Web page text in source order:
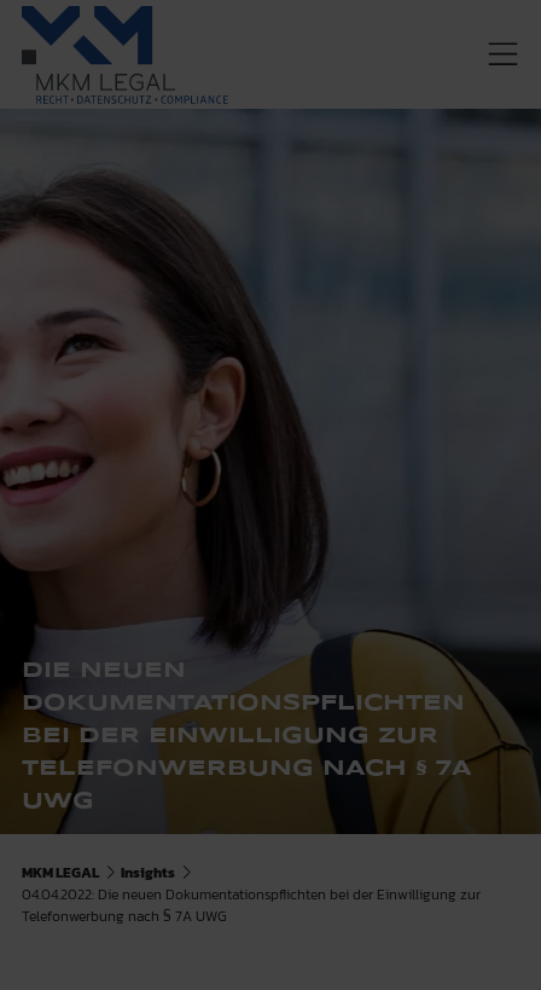
DIE NEUEN
DOKUMENTATIONSPFLICHTEN
BEI DER EINWILLIGUNG ZUR
TELEFONWERBUNG NACH § 7A
UWG
MKM LEGAL
Insights
04.04.2022: Die neuen Dokumentationspflichten bei der Einwilligung zur
Telefonwerbung nach § 7A UWG